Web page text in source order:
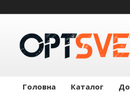
Головна Каталог